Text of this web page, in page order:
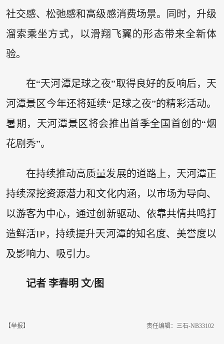
社交感、松弛感和高级感消费场景。同时，升级
溜索乘坐方式，以滑翔飞翼的形态带来全新体
验。
在“天河潭足球之夜”取得良好的反响后，天
河潭景区今年还将延续“足球之夜”的精彩活动。
暑期，天河潭景区将会推出首季全国首创的“烟
花剧秀”。
在持续推动高质量发展的道路上，天河潭正
持续深挖资源潜力和文化内涵，以市场为导向、
以游客为中心，通过创新驱动、依靠共情共鸣打
造鲜活IP，持续提升天河潭的知名度、美誉度以
及影响力、吸引力。
记者 李春明 文/图
【举报】 责任编辑：三石-NB33102